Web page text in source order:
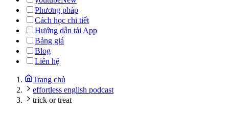
Phương pháp
Cách học chi tiết
Hướng dẫn tải App
Bảng giá
Blog
Liên hệ
Trang chủ
effortless english podcast
trick or treat